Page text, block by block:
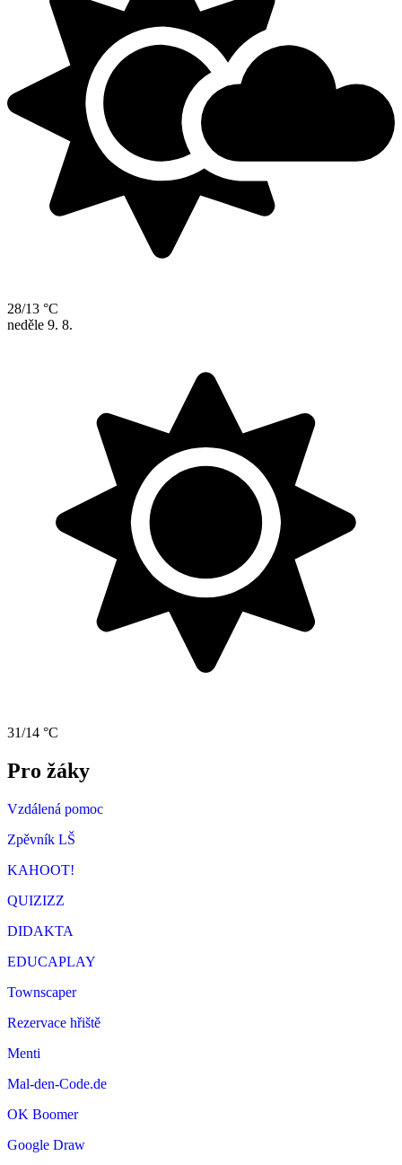
28/13 °C
neděle 9. 8.
31/14 °C
Pro žáky
Vzdálená pomoc
Zpěvník LŠ
KAHOOT!
QUIZIZZ
DIDAKTA
EDUCAPLAY
Townscaper
Rezervace hřiště
Menti
Mal-den-Code.de
OK Boomer
Google Draw